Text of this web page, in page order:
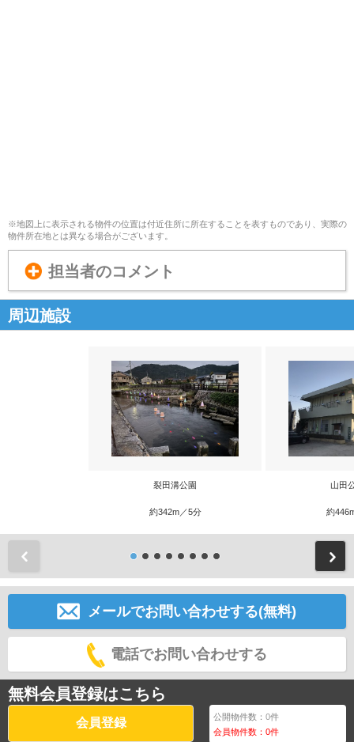
※地図上に表示される物件の位置は付近住所に所在することを表すものであり、実際の
物件所在地とは異なる場合がございます。
担当者のコメント
周辺施設
裂田溝公園
約342m／5分
山田
約
メールでお問い合わせする(無料)
電話でお問い合わせする
無料会員登録はこちら
会員登録 公開物件数：0件
会員物件数：0件